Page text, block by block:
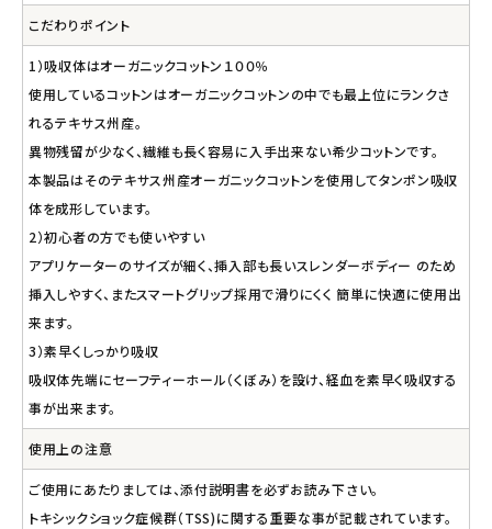
こだわりポイント
1）吸収体はオーガニックコットン１００％
使用しているコットンはオーガニックコットンの中でも最上位にランクさ
れるテキサス州産。
異物残留が少なく、繊維も長く容易に入手出来ない希少コットンです。
本製品はそのテキサス州産オーガニックコットンを使用してタンポン吸収
体を成形しています。
2）初心者の方でも使いやすい
アプリケーターのサイズが細く、挿入部も長いスレンダーボディー のため
挿入しやすく、またスマートグリップ採用で滑りにくく 簡単に快適に使用出
来ます。
3）素早くしっかり吸収
吸収体先端にセーフティーホール（くぼみ）を設け、経血を素早く吸収する
事が出来ます。
使用上の注意
ご使用にあたりましては、添付説明書を必ずお読み下さい。
トキシックショック症候群（TSS)に関する重要な事が記載されています。